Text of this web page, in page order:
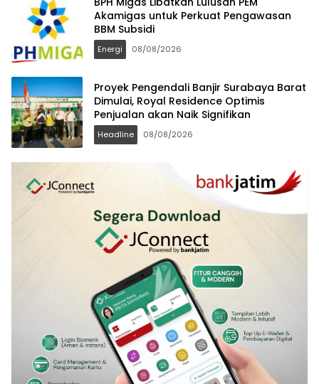
Akamigas untuk Perkuat Pengawasan
BBM Subsidi
Energi 08/08/2026
Proyek Pengendali Banjir Surabaya Barat
Dimulai, Royal Residence Optimis
Penjualan akan Naik Signifikan
Headline 08/08/2026